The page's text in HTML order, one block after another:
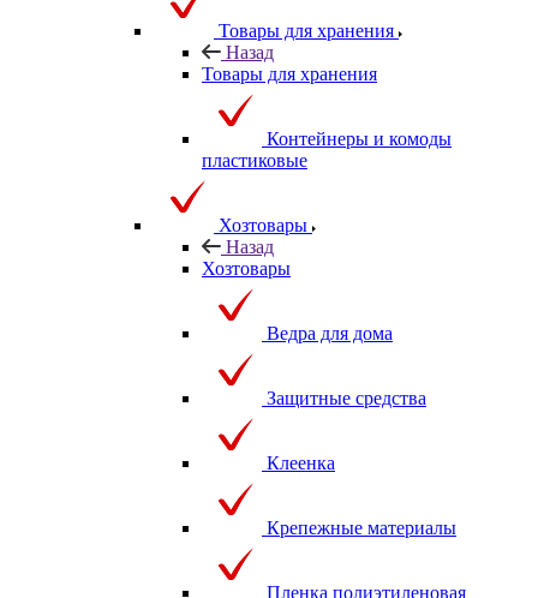
Товары для хранения
Назад
Товары для хранения
Контейнеры и комоды
пластиковые
Хозтовары
Назад
Хозтовары
Ведра для дома
Защитные средства
Клеенка
Крепежные материалы
Пленка полиэтиленовая